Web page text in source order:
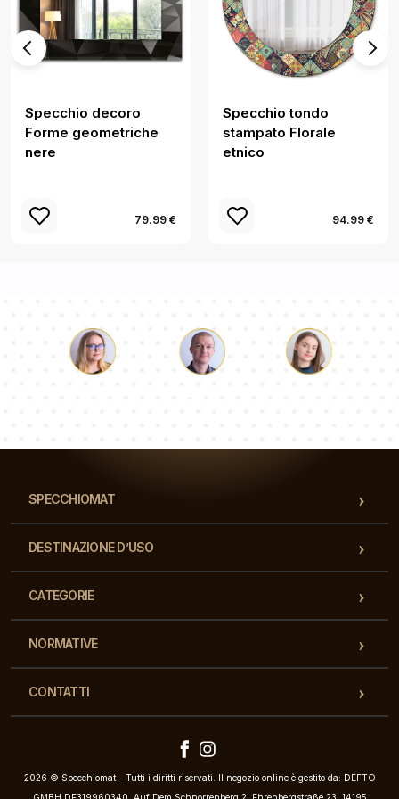
Specchio decoro
Forme geometriche
nere
79.99 €
Specchio tondo
stampato Florale
etnico
94.99 €
SPECCHIOMAT
DESTINAZIONE D’USO
CATEGORIE
NORMATIVE
CONTATTI
2026 © Specchiomat – Tutti i diritti riservati. Il negozio online è gestito da: DEFTO